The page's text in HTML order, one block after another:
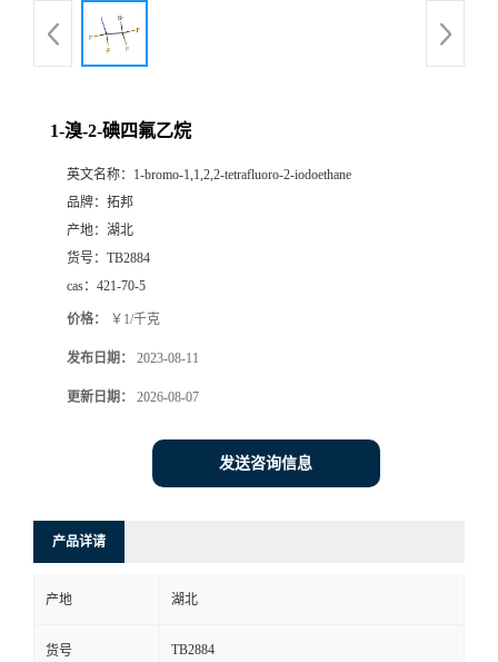
1-溴-2-碘四氟乙烷
英文名称： 1-bromo-1,1,2,2-tetrafluoro-2-iodoethane
品牌： 拓邦
产地： 湖北
货号： TB2884
cas： 421-70-5
价格： ￥1/千克
发布日期： 2023-08-11
更新日期： 2026-08-07
发送咨询信息
产品详请
产地 湖北
货号 TB2884